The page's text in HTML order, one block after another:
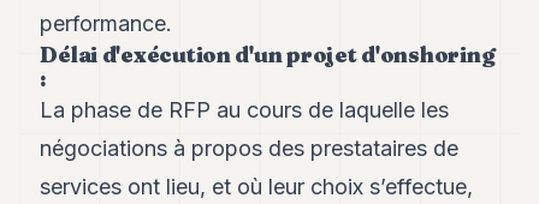
performance.
Délai d'exécution d'un projet d'onshoring
:
La phase de RFP au cours de laquelle les
négociations à propos des prestataires de
services ont lieu, et où leur choix s’effectue,